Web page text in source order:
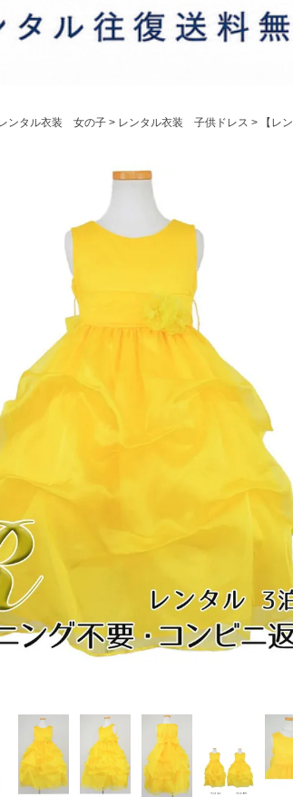
Graduation &
06 あんしんパック
汚れ・キズ・破損の補償
特典
スタジオを予
ンタル衣装 女の子 レンタル衣装 子供ドレス 【レ